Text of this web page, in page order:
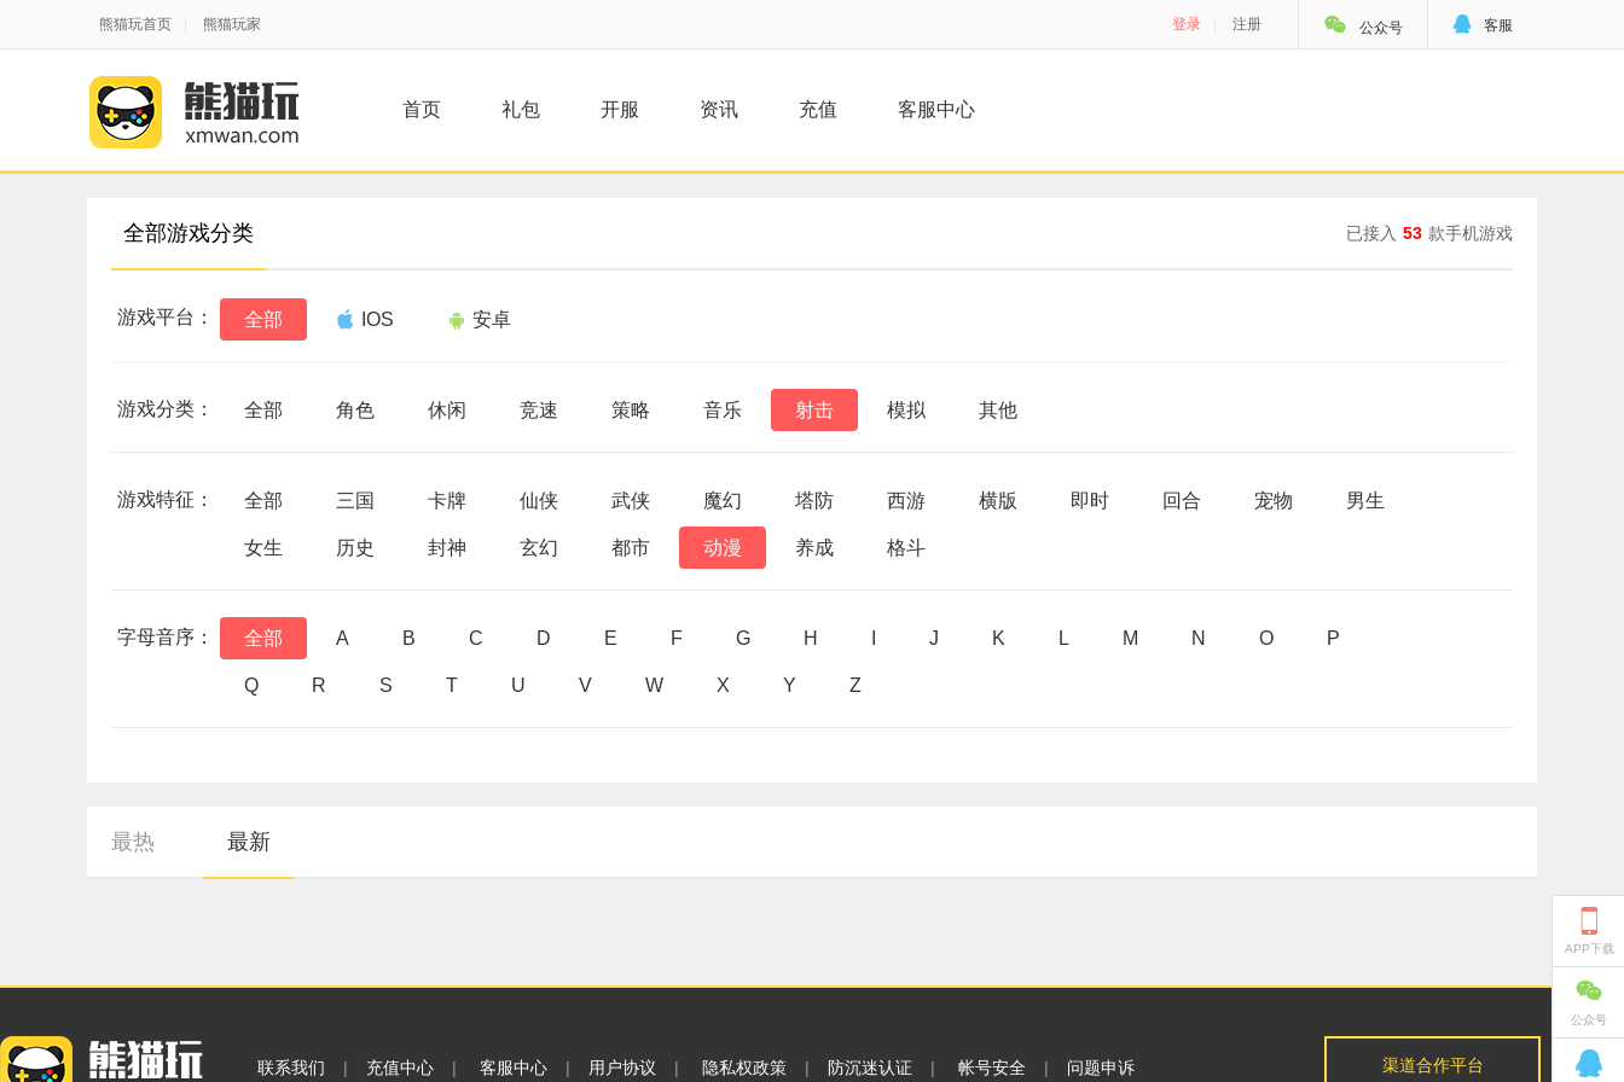
熊猫玩首页 熊猫玩家 登录 注册  公众号  客服
首页 礼包 开服 资讯 充值 客服中心
全部游戏分类 已接入 53 款手机游戏
游戏平台： 全部 IOS 安卓
游戏分类： 全部 角色 休闲 竞速 策略 音乐 射击 模拟 其他
游戏特征： 全部 三国 卡牌 仙侠 武侠 魔幻 塔防 西游 横版 即时 回合 宠物 男生
女生 历史 封神 玄幻 都市 动漫 养成 格斗
字母音序： 全部 A B C D E F G H J K L M N O P
Q R S T U V W X Y Z
最热 最新
联系我们 | 充值中心 | 客服中心 | 用户协议 | 隐私权政策 | 防沉迷认证 | 帐号安全 | 问题申诉 渠道合作平台

APP下载

公众号
